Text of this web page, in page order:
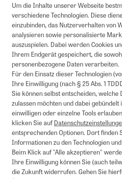
Um die Inhalte unserer Webseite
verschiedene Technologien. Diese
einzubinden, das Nutzerverhalten von
analysieren sowie personalisierte
auszuspielen. Dabei werden Cookies
Ihrem Endgerät gespeichert, die
personenbezogene Daten verarbeiten.
Für den Einsatz dieser Technologien
Ihre Einwilligung (nach § 25 Abs. 1
Sie können selbst entscheiden,
zulassen möchten und dabei
einwilligen oder einzelne Tools
klicken Sie auf
entsprechenden Optionen. Dort finden
Informationen zu den Technologien
Beim Klick auf "Alle akzeptieren"
Ihre Einwilligung können Sie (auch
die Zukunft widerrufen. Gehen Sie